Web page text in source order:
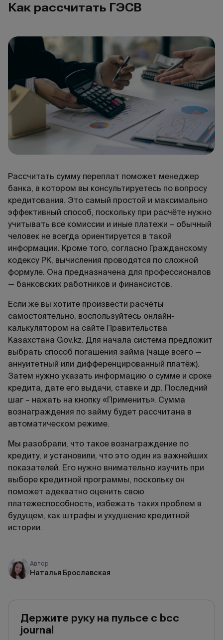
Как рассчитать ГЭСВ
Рассчитать сумму переплат поможет менеджер
банка, в котором вы консультируетесь по вопросу
кредитования. Это самый простой и максимально
эффективный способ, поскольку при расчёте нужно
учитывать все комиссии и иные платежи – обычный
человек не всегда ориентируется в такой
информации. Кроме того, согласно Гражданскому
кодексу РК, вычисления проводятся по сложной
формуле. Она предназначена для профессионалов
— банковских работников и финансистов.
Если же вы хотите произвести расчёты
самостоятельно, воспользуйтесь онлайн-
калькулятором на сайте Правительства
Казахстана Gov.kz. Для начала система предложит
выбрать способ погашения займа (чаще всего —
аннуитетный или дифференцированный платёж).
Затем нужно указать информацию о сумме и сроке
кредита, дате его выдачи, ставке и др. Последний
шаг – нажать на кнопку «Применить». Сумма
вознаграждения по займу будет рассчитана в
автоматическом режиме.
Мы разобрали, что такое вознаграждение по
кредиту, и установили, что это один из важнейших
показателей. Его нужно внимательно изучить при
выборе кредитной программы, поскольку он
поможет адекватно оценить свою
платежеспособность, избежать таких проблем в
будущем, как штрафы и ухудшение кредитной
истории.
Автор
Наталья Брославская
Держите руку на пульсе с bcc
journal